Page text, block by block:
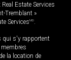
Real Estate Services
Tremblant »
ServicesMD
qui s'y rapportent
la location de